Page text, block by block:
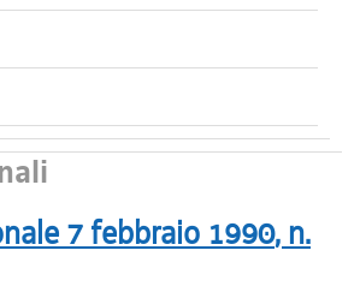
7 febbraio 1990, n.